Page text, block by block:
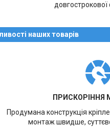
довгострокової
наших товарів
ПРИСКОРІННЯ
Продумана конструкція
монтаж швидше,